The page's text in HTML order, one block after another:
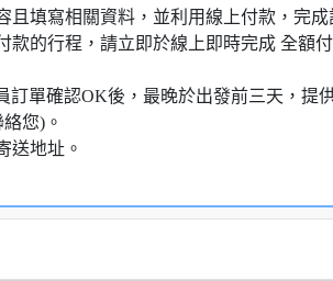
填寫相關資料，並利用線上付款，完
的行程，請立即於線上即時完成 全額
單確認OK後，最晚於出發前三天，提
您)。
送地址。